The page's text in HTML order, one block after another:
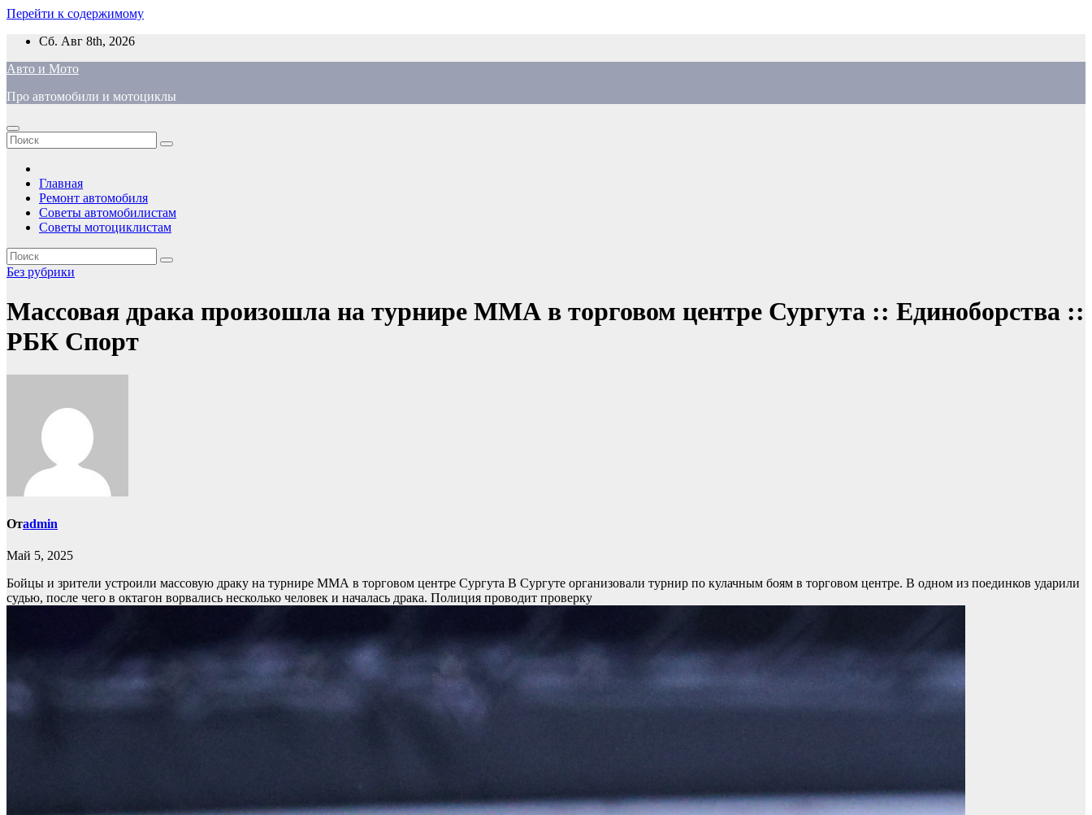
Перейти к содержимому
Сб. Авг 8th, 2026
Авто и Мото
Про автомобили и мотоциклы
Главная
Ремонт автомобиля
Советы автомобилистам
Советы мотоциклистам
Без рубрики
Массовая драка произошла на турнире ММА в торговом центре Сургута :: Единоборства ::
РБК Спорт
Отadmin
Май 5, 2025
Бойцы и зрители устроили массовую драку на турнире ММА в торговом центре Сургута В Сургуте организовали турнир по кулачным боям в торговом центре. В одном из поединков ударили
судью, после чего в октагон ворвались несколько человек и началась драка. Полиция проводит проверку